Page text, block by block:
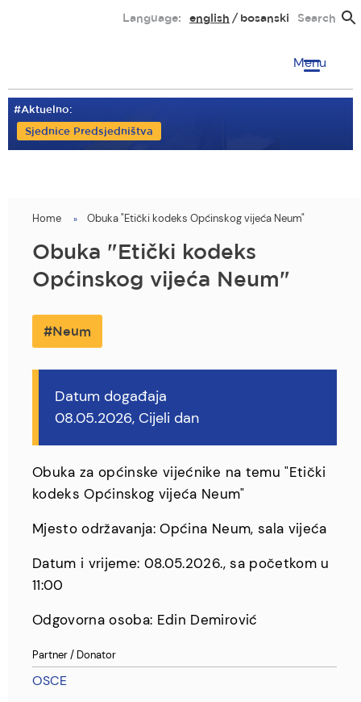
Language: english bosanski Search
Menu
#Aktuelno:
Sjednice Predsjedništva
You
are
here
Home Obuka "Etički kodeks Općinskog vijeća Neum"
Obuka "Etički kodeks
Općinskog vijeća Neum"
Neum
Datum događaja
08.05.2026, Cijeli dan
Obuka za općinske vijećnike na temu "Etički
kodeks Općinskog vijeća Neum"
Mjesto održavanja: Općina Neum, sala vijeća
Datum i vrijeme: 08.05.2026., sa početkom u
11:00
Odgovorna osoba: Edin Demirović
Partner / Donator
OSCE